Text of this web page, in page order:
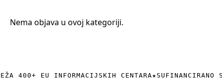
Nema objava u ovoj kategoriji.
400+ EU INFORMACIJSKIH CENTARA★ SUFINANCIRANO